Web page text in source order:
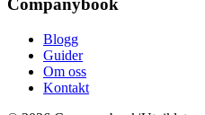
Companybook
Blogg
Guider
Om oss
Kontakt